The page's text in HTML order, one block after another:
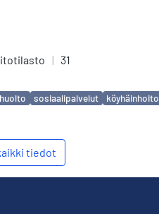
| 31
sosiaalipalvelut köyhäinhoito
tiedot